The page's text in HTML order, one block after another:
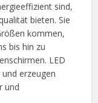
sind,
bieten. Sie
kommen,
bis hin zu
LED
erzeugen
und